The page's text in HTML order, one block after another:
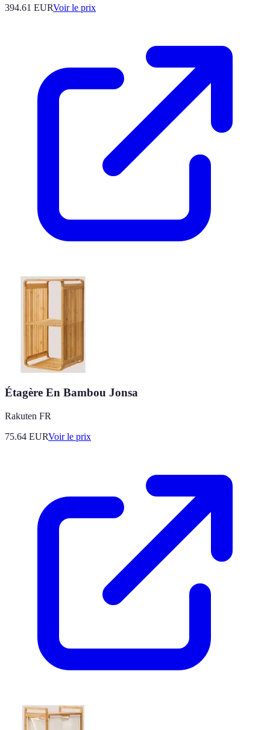
394.61 EURVoir le prix
Étagère En Bambou Jonsa
Rakuten FR
75.64 EURVoir le prix